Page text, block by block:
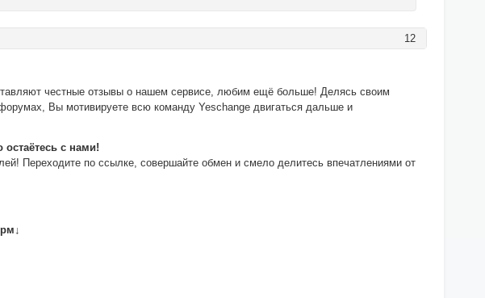
12
честные отзывы о нашем сервисе, любим ещё больше! Делясь своим
Вы мотивируете всю команду Yeschange двигаться дальше и
с нами!
Переходите по ссылке, совершайте обмен и смело делитесь впечатлениями от